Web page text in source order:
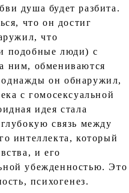
душа будет разбита.
что он достиг
что
подобные люди) с
ним, обмениваются
он обнаружил,
с гомосексуальной
идея стала
связь между
интеллекта, который
и его
убежденностью. Это
психогенез.